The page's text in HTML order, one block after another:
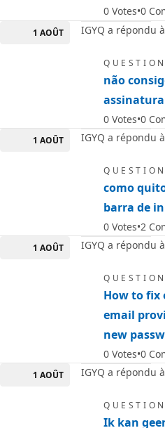
0 Votes 0
1 AOÛT IGYQ a répondu
QUESTION
não
0 Votes 0
1 AOÛT IGYQ a répondu
QUESTION
como
barra de
0 Votes 2
1 AOÛT IGYQ a répondu
QUESTION
How to fix
email
new
0 Votes 0
1 AOÛT IGYQ a répondu
QUESTION
Ik kan